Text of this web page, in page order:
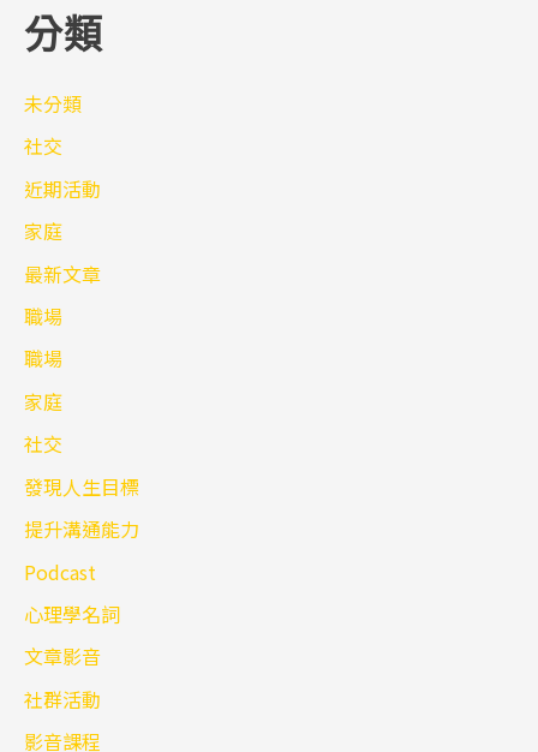
分類
未分類
社交
近期活動
家庭
最新文章
職場
職場
家庭
社交
發現人生目標
提升溝通能力
Podcast
心理學名詞
文章影音
社群活動
影音課程